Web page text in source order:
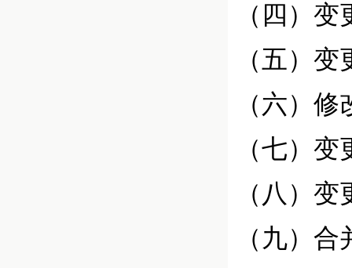
（四）
（五）
（六）
（七）
（八）
（九）